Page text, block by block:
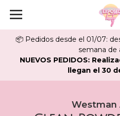
📦 Pedidos desde el 01/07:
semana de
NUEVOS PEDIDOS:
llegan el 30
Westman